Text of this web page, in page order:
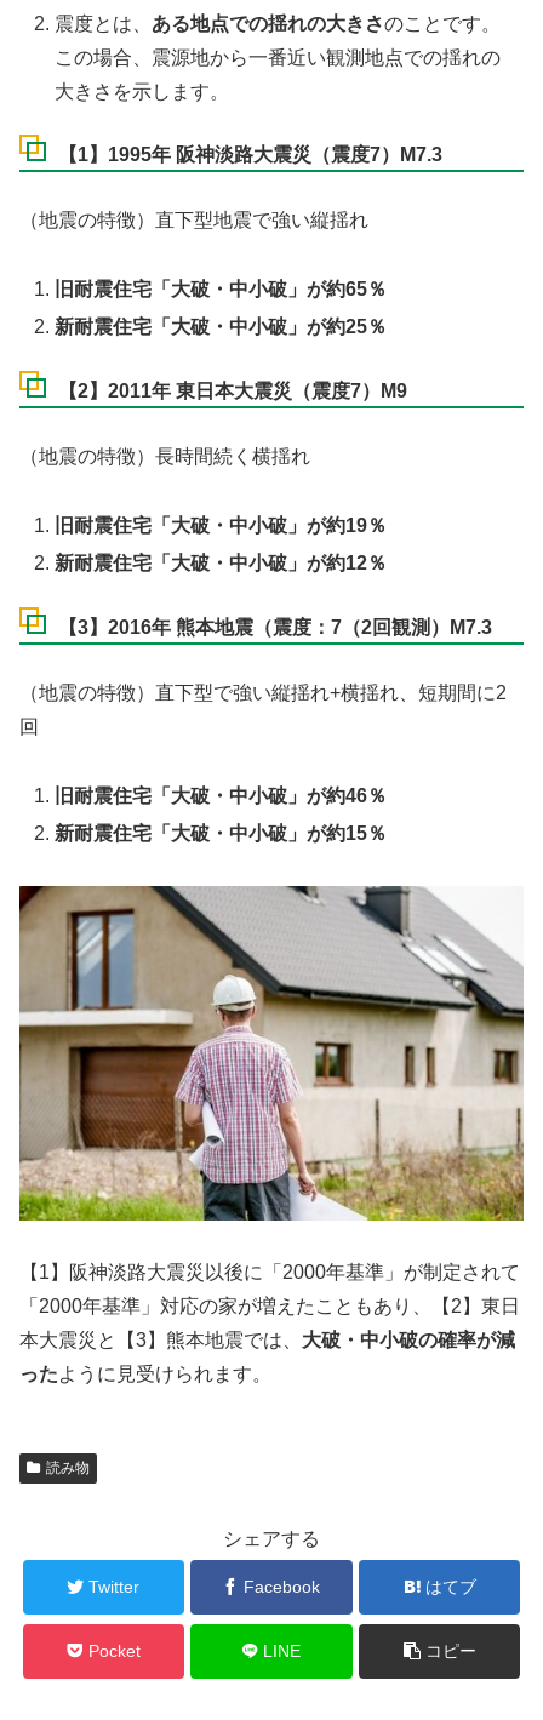
震度とは、 ある地点での揺れの大きさのことです。
この場合、震源地から一番近い観測地点での揺れの
大きさを示します。
【1】1995年 阪神淡路大震災（震度7）M7.3
（地震の特徴）直下型地震で強い縦揺れ
旧耐震住宅「大破・中小破」が約65％
新耐震住宅「大破・中小破」が約25％
【2】2011年 東日本大震災（震度7）M9
（地震の特徴）長時間続く横揺れ
旧耐震住宅「大破・中小破」が約19％
新耐震住宅「大破・中小破」が約12％
【3】2016年 熊本地震（震度：7（2回観測）M7.3
（地震の特徴）直下型で強い縦揺れ+横揺れ、短期間に2
回
旧耐震住宅「大破・中小破」が約46％
新耐震住宅「大破・中小破」が約15％
【1】阪神淡路大震災以後に「2000年基準」が制定されて
「2000年基準」対応の家が増えたこともあり、【2】東日
本大震災と【3】熊本地震では、 大破・中小破の確率が減
ったように見受けられます。
読み物
シェアする
Twitter Facebook はてブ
Pocket LINE コピー